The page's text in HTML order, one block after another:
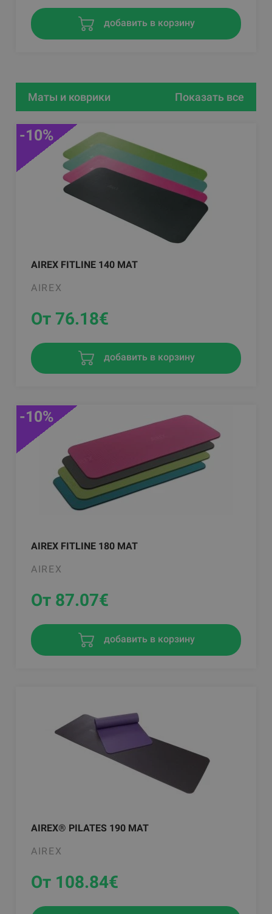
добавить в корзину
Маты и коврики Показать все
AIREX FITLINE 140 MAT
AIREX
-10%
От 76.18€
добавить в корзину
AIREX FITLINE 180 MAT
AIREX
-10%
От 87.07€
добавить в корзину
AIREX® PILATES 190 MAT
AIREX
От 108.84€